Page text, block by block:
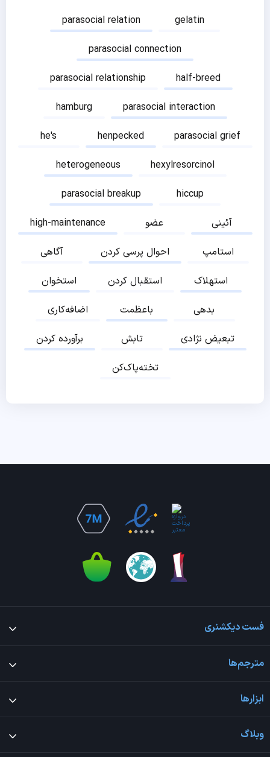
parasocial relation
gelatin
parasocial connection
parasocial relationship
half-breed
hamburg
parasocial interaction
he's
henpecked
parasocial grief
heterogeneous
hexylresorcinol
parasocial breakup
hiccup
high-maintenance
عضو
آئینی
آگاهی
احوال پرسی کردن
استامپ
استخوان
استقبال کردن
استهلاک
اضافه‌کاری
باعظمت
بدهی
برآورده کردن
تابش
تبعیض نژادی
تخته‌پاک‌کن
فست دیکشنری
مترجم‌ها
ابزارها
وبلاگ